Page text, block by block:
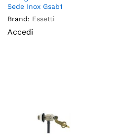
Sede Inox Gsab1
Brand: Essetti
Accedi